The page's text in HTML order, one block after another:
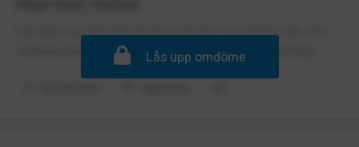
Så nöjd med den här skolan och alla som jobbar där. Stor
skillnad med den nya ledningen som bryr sig på riktigt.
Lås upp omdöme